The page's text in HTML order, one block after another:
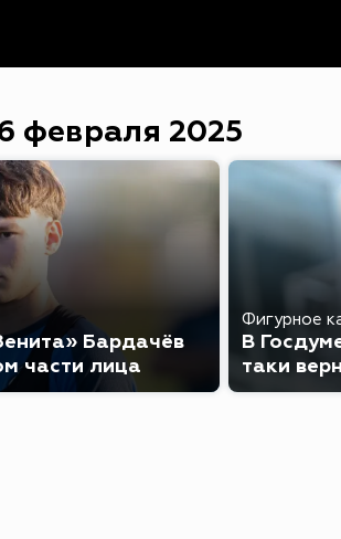
февраля 2025
Бардачёв
части лица
Фигурное
В
таки